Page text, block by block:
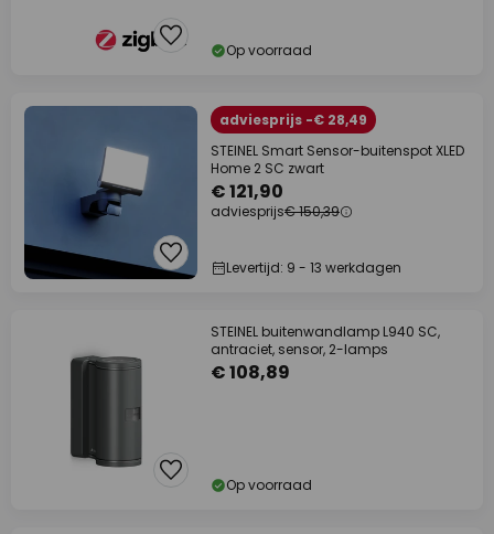
Op voorraad
adviesprijs -€ 28,49
STEINEL Smart Sensor-buitenspot XLED
Home 2 SC zwart
€ 121,90
adviesprijs€ 150,39
Levertijd: 9 - 13 werkdagen
STEINEL buitenwandlamp L940 SC,
antraciet, sensor, 2-lamps
€ 108,89
Op voorraad